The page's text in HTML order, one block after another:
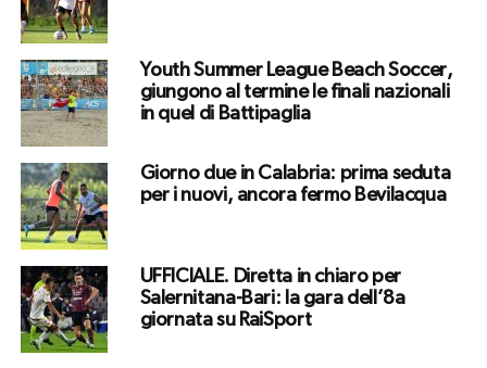
Youth Summer League Beach Soccer,
giungono al termine le finali nazionali
in quel di Battipaglia
Giorno due in Calabria: prima seduta
per i nuovi, ancora fermo Bevilacqua
UFFICIALE. Diretta in chiaro per
Salernitana-Bari: la gara dell’8a
giornata su RaiSport